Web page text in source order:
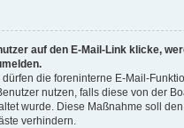
auf den E-Mail-Link klicke,
die foreninterne E-Mail-
nutzen, falls diese von der
wurde. Diese Maßnahme soll
verhindern.